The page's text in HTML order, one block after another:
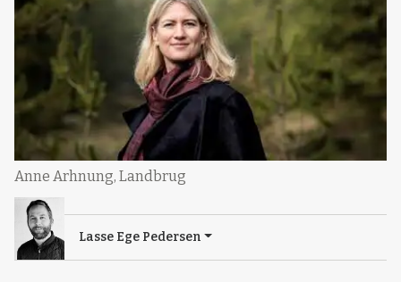
Anne Arhnung, Landbrug
Lasse Ege Pedersen